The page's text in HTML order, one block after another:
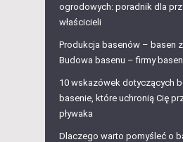
ogrodowych: poradnik dla
właścicieli
Produkcja basenów – basen z
Budowa basenu – firmy
10 wskazówek dotyczących
basenie, które uchronią Cię
pływaka
Dlaczego warto pomyśleć o